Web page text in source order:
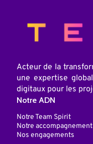
Acteur de la
une expertise
digitaux pour les
Notre ADN
Notre Team Spirit
Notre accompagnement
Nos engagements